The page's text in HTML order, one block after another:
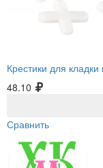
Крестики для
48.10
Сравнить